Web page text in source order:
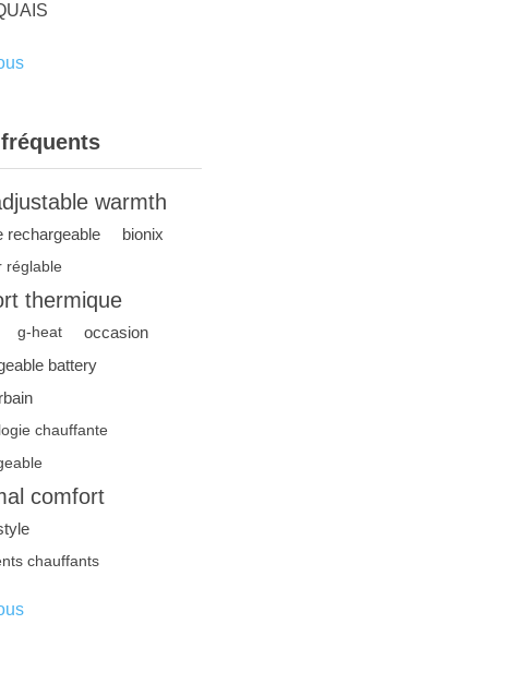
warmth
rechargeable bionix
réglable
thermique
g-heat
occasion
battery
chauffante
comfort
chauffants